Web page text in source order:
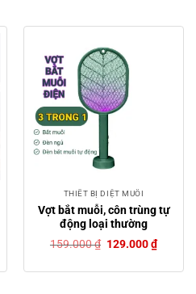
THIẾT BỊ DIỆT MUỖI
Vợt bắt muỗi, côn trùng tự
động loại thường
159.000₫ Giá
159.000 ₫.
129.000₫Giá
hiện
là: